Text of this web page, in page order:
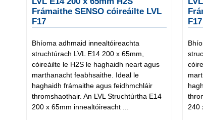
Frámaithe SENSO cóireáilte LVL
F17
Bhíoma adhmaid innealtóireachta
struchtúrach LVL E14 200 x 65mm,
cóireáilte le H2S le haghaidh neart agus
marthanacht feabhsaithe. Ideal le
haghaidh frámaithe agus feidhmchláir
thromshaothair. An LVL Struchtúrtha E14
200 x 65mm innealtóireacht ...
F17
240